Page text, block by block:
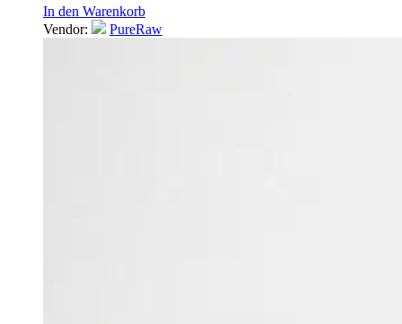
In den Warenkorb
Vendor:
PureRaw